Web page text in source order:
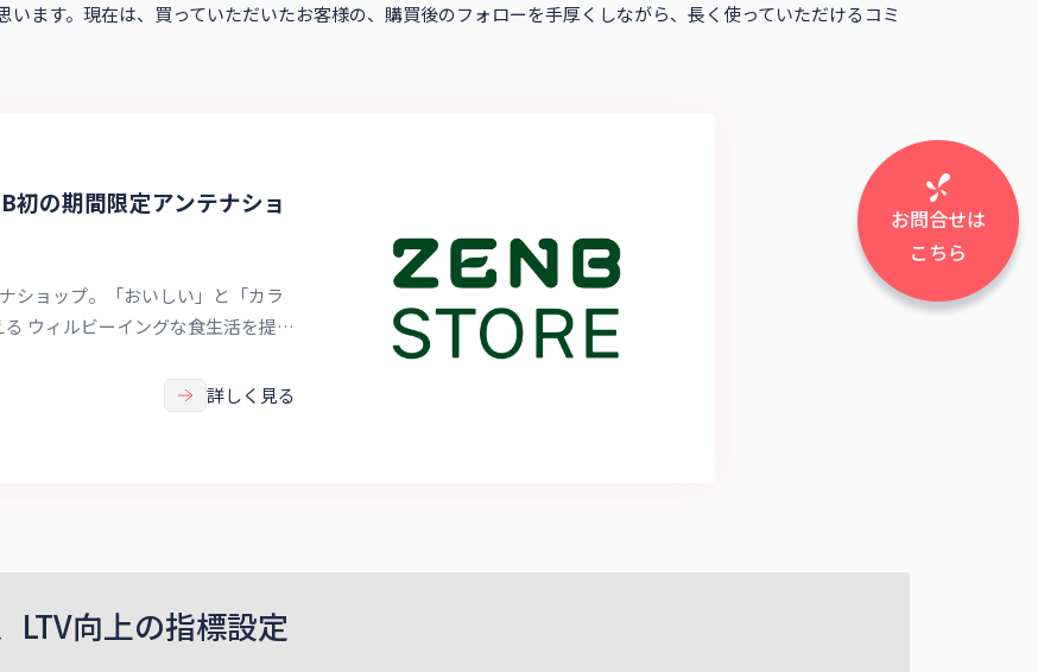
ます。現在は、買っていただいたお客様の、購買後のフォローを手厚くしながら、長く使っていただけるコミ
初の期間限定アンテナショ
ショップ。「おいしい」と「カラ
ウィルビーイングな⾷⽣活を提案
なコンテンツをご⽤意しています。
詳しく見る
LTV向上の指標設定
お問合せは
こちら